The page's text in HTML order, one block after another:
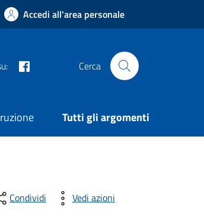
Accedi all'area personale
Cerca
Tutti gli argomenti
Condividi Vedi azioni